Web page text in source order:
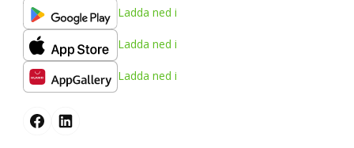
Ladda ned i
Ladda ned i
Ladda ned i